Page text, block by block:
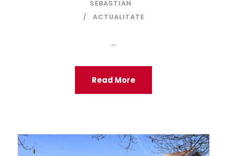
SEBASTIAN
ACTUALITATE
...
Read More